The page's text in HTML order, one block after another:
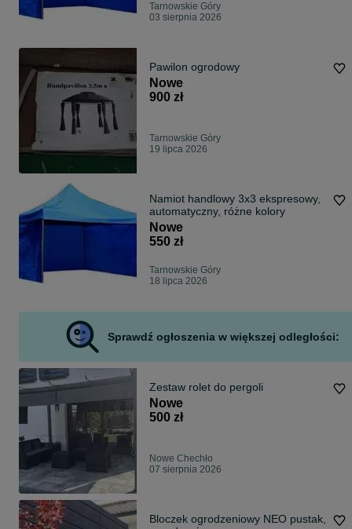
Tarnowskie Góry
03 sierpnia 2026
Pawilon ogrodowy
Nowe
900 zł
Tarnowskie Góry
19 lipca 2026
Namiot handlowy 3x3 ekspresowy,
automatyczny, różne kolory
Nowe
550 zł
Tarnowskie Góry
18 lipca 2026
Sprawdź ogłoszenia w większej odległości:
Zestaw rolet do pergoli
Nowe
500 zł
Nowe Chechło
07 sierpnia 2026
Bloczek ogrodzeniowy NEO pustak,